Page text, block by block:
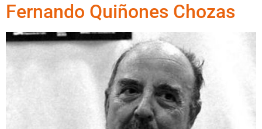
Fernando Quiñones Chozas